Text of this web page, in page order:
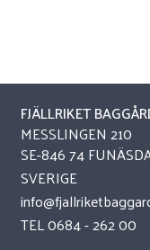
FJÄLLRIKET
MESSLINGEN 210
SE-846 74
SVERIGE
TEL0684 - 262 00